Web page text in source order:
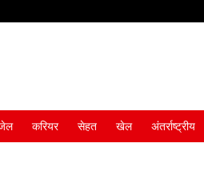
करियर सेहत खेल अंतर्राष्ट्रीय